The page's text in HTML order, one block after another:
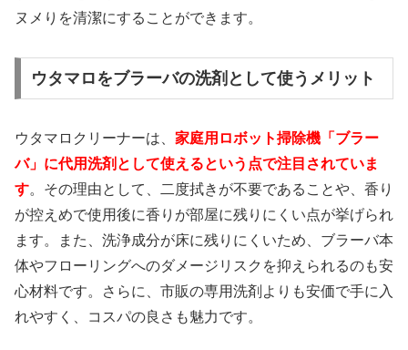
ヌメりを清潔にすることができます。
ウタマロをブラーバの洗剤として使うメリット
ウタマロクリーナーは、 家庭用ロボット掃除機「ブラー
バ」に代用洗剤として使えるという点で注目されていま
す。その理由として、二度拭きが不要であることや、香り
が控えめで使用後に香りが部屋に残りにくい点が挙げられ
ます。また、洗浄成分が床に残りにくいため、ブラーバ本
体やフローリングへのダメージリスクを抑えられるのも安
心材料です。さらに、市販の専用洗剤よりも安価で手に入
れやすく、コスパの良さも魅力です。